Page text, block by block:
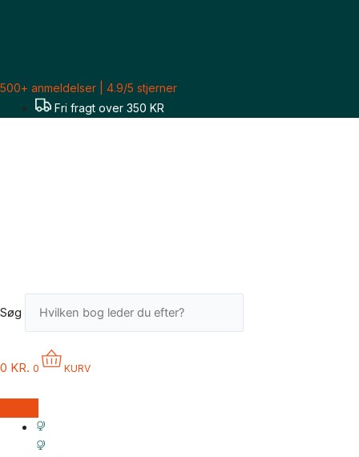
500+ anmeldelser | 4.9/5 stjerner
Fri fragt over 350 KR
Søg
0 KR. 0 KURV